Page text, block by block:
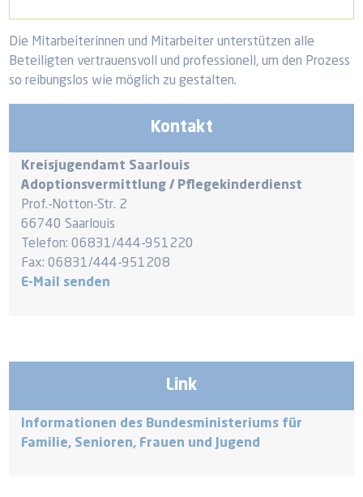
Die Mitarbeiterinnen und Mitarbeiter unterstützen alle
Beteiligten vertrauensvoll und professionell, um den Prozess
so reibungslos wie möglich zu gestalten.
Kontakt
Kreisjugendamt Saarlouis
Adoptionsvermittlung / Pflegekinderdienst
Prof.-Notton-Str. 2
66740 Saarlouis
Telefon: 06831/444-951220
Fax: 06831/444-951208
E-Mail senden
Link
Informationen des Bundesministeriums für
Familie, Senioren, Frauen und Jugend